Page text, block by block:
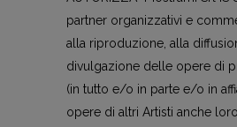
partner organizzativi e
alla riproduzione, alla
divulgazione delle opere di
(in tutto e/o in parte e/o in
opere di altri Artisti anche